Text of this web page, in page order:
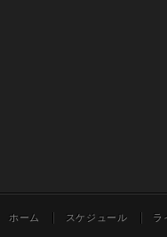
ホーム スケジュール ラ